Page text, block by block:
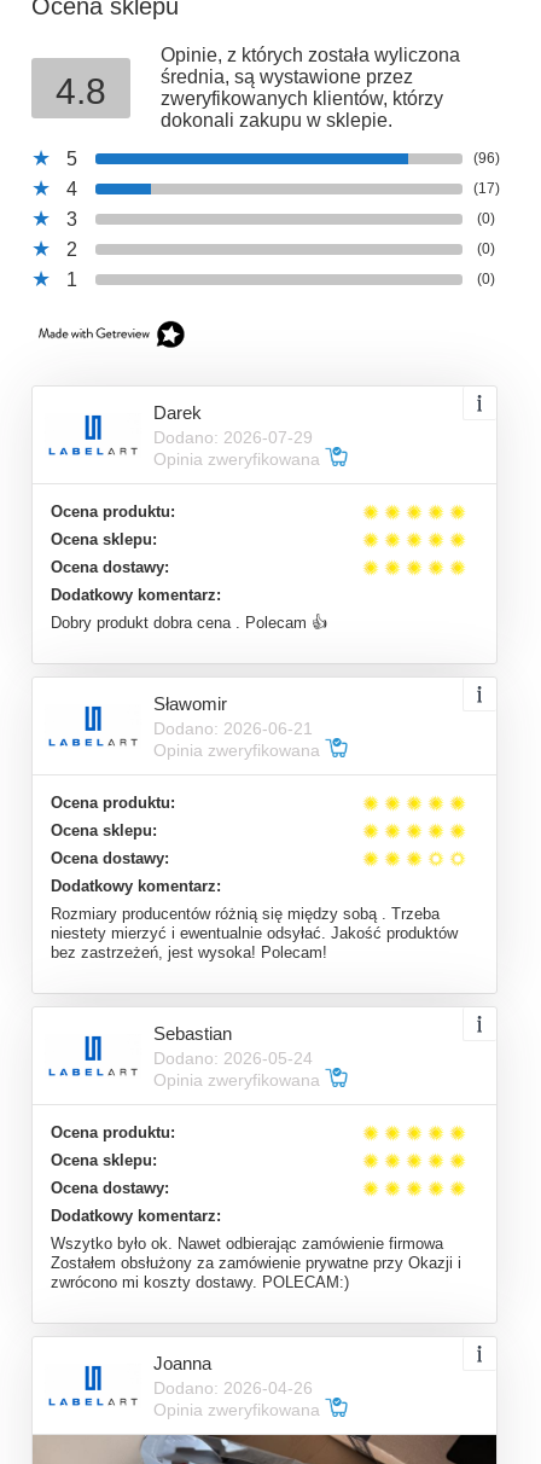
Ocena sklepu
4.8
Opinie, z których została wyliczona
średnia, są wystawione przez
zweryfikowanych klientów, którzy
dokonali zakupu w sklepie.
5
(96)
4 (17)
3 (0)
2 (0)
1 (0)
Darek
Dodano: 2026-07-29
Opinia zweryfikowana
Ocena produktu:
Ocena sklepu:
Ocena dostawy:
Dodatkowy komentarz:
Dobry produkt dobra cena . Polecam 👍
Sławomir
Dodano: 2026-06-21
Opinia zweryfikowana
Ocena produktu:
Ocena sklepu:
Ocena dostawy:
Dodatkowy komentarz:
Rozmiary producentów różnią się między sobą . Trzeba
niestety mierzyć i ewentualnie odsyłać. Jakość produktów
bez zastrzeżeń, jest wysoka! Polecam!
Sebastian
Dodano: 2026-05-24
Opinia zweryfikowana
Ocena produktu:
Ocena sklepu:
Ocena dostawy:
Dodatkowy komentarz:
Wszytko było ok. Nawet odbierając zamówienie firmowa
Zostałem obsłużony za zamówienie prywatne przy Okazji i
zwrócono mi koszty dostawy. POLECAM:)
Joanna
Dodano: 2026-04-26
Opinia zweryfikowana